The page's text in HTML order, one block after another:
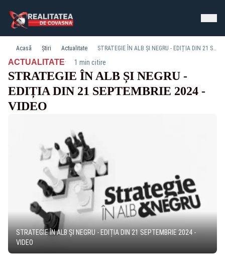
Acasă Știri Actualitate STRATEGIE ÎN ALB ȘI NEGRU - EDIȚIA DIN 21 SEPTEMBRIE 2024 - VIDEO
ACTUALITATE· 1 min citire
STRATEGIE ÎN ALB ȘI NEGRU -
EDIȚIA DIN 21 SEPTEMBRIE 2024 -
VIDEO
STRATEGIE ÎN ALB ȘI NEGRU - EDIȚIA DIN 21 SEPTEMBRIE 2024 -
VIDEO